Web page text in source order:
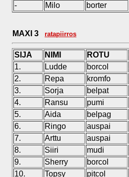
-
Milo borter
MAXI 3 ratapiirros
SIJA NIMI ROTU
1.
Ludde borcol
2.
Repa kromfo
3.
Sorja belpat
4.
Ransu pumi
5.
Aida belpag
6.
Ringo auspai
7.
Arttu auspai
8.
Siiri mudi
9.
Sherry borcol
10.
Topsy pitcol